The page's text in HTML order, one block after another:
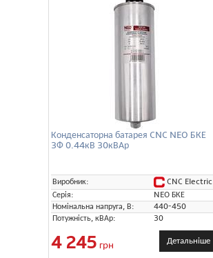
Конденсаторна батарея CNC NEO БКЕ
3Ф 0.44кВ 30кВАр
Виробник:
CNC Electric
Серія:
NEO БКЕ
Номінальна напруга, В:
440-450
Потужність, кВАр:
30
4 245 грн Детальніше